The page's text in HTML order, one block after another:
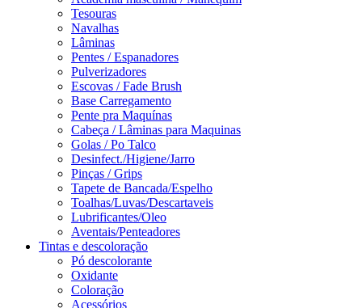
Tesouras
Navalhas
Lâminas
Pentes / Espanadores
Pulverizadores
Escovas / Fade Brush
Base Carregamento
Pente pra Maquínas
Cabeça / Lâminas para Maquinas
Golas / Po Talco
Desinfect./Higiene/Jarro
Pinças / Grips
Tapete de Bancada/Espelho
Toalhas/Luvas/Descartaveis
Lubrificantes/Oleo
Aventais/Penteadores
Tintas e descoloração
Pó descolorante
Oxidante
Coloração
Acessórios